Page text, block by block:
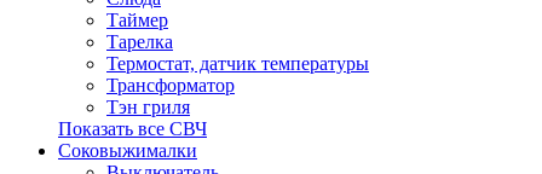
Таймер
Тарелка
Термостат, датчик температуры
Трансформатор
Тэн гриля
Показать все СВЧ
Соковыжималки